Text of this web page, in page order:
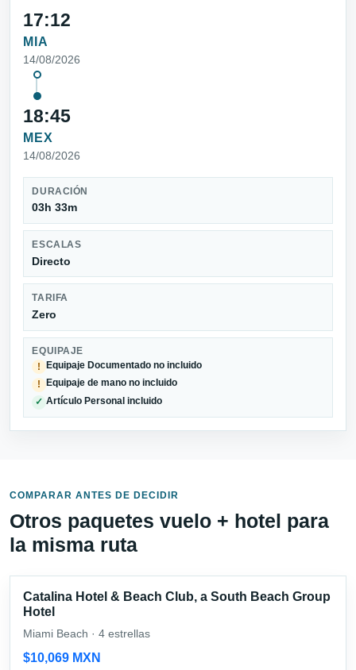
17:12
MIA
14/08/2026
18:45
MEX
14/08/2026
DURACIÓN
03h 33m
ESCALAS
Directo
TARIFA
Zero
EQUIPAJE
!
Equipaje Documentado no incluido
! Equipaje de mano no incluido
✓ Artículo Personal incluido
COMPARAR ANTES DE DECIDIR
Otros paquetes vuelo + hotel para
la misma ruta
Catalina Hotel & Beach Club, a South Beach Group
Hotel
Miami Beach · 4 estrellas
$10,069 MXN